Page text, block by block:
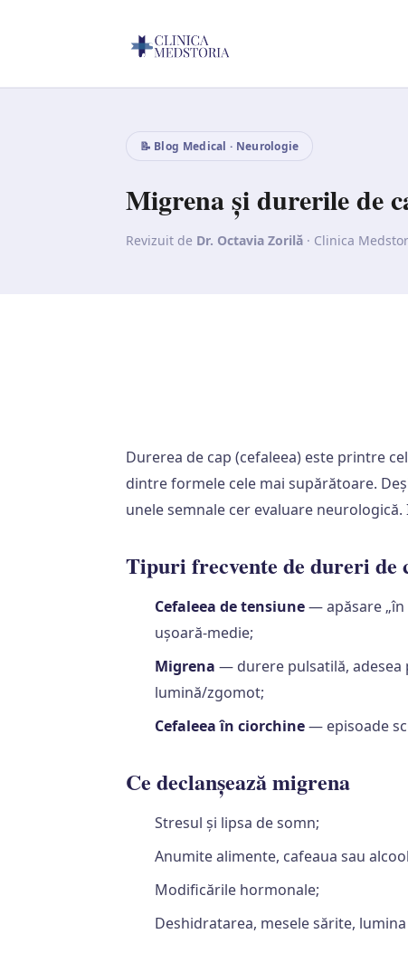
📝 Blog Medical · Neurologie
Migrena și durerile de
Revizuit de Dr. Octavia Zorilă · Clinica
Durerea de cap (cefaleea) este printre
dintre formele cele mai supărătoare.
unele semnale cer evaluare
Tipuri frecvente de dureri de
Cefaleea de tensiune— apăsare
ușoară-medie;
Migrena — durere pulsatilă, adesea
lumină/zgomot;
Cefaleea în ciorchine— episoade
Ce declanșează migrena
Stresul și lipsa de somn;
Anumite alimente, cafeaua sau
Modificările hormonale;
Deshidratarea, mesele sărite,